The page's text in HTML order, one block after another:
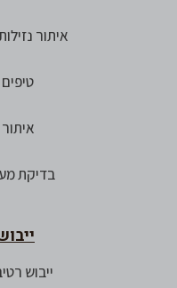
איתור
בדיקת
ייבוש